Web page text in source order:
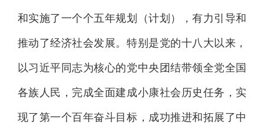
和实施了一个个五年规划（计划），有力引导和
推动了经济社会发展。特别是党的十八大以来，
以习近平同志为核心的党中央团结带领全党全国
各族人民，完成全面建成小康社会历史任务，实
现了第一个百年奋斗目标，成功推进和拓展了中